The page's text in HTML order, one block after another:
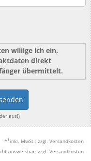
willige ich ein,
direkt
übermittelt.
aus!)
* 1 inkl. MwSt.; zzgl. Versandkosten
ausweisbar; zzgl. Versandkosten